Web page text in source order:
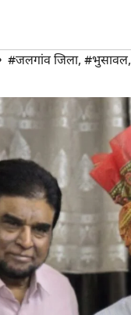
#जलगांव जिला, #भुसावल,